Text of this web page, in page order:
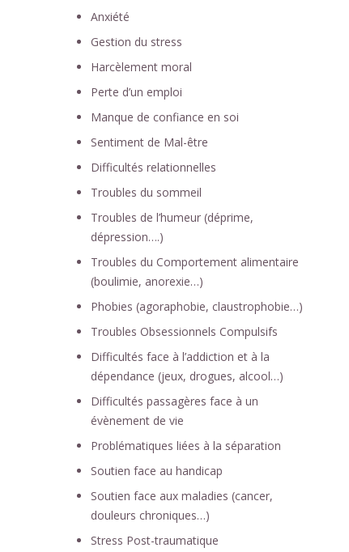
Anxiété
Gestion du stress
Harcèlement moral
Perte d’un emploi
Manque de confiance en soi
Sentiment de Mal-être
Difficultés relationnelles
Troubles du sommeil
Troubles de l’humeur (déprime,
dépression….)
Troubles du Comportement alimentaire
(boulimie, anorexie…)
Phobies (agoraphobie, claustrophobie…)
Troubles Obsessionnels Compulsifs
Difficultés face à l’addiction et à la
dépendance (jeux, drogues, alcool…)
Difficultés passagères face à un
évènement de vie
Problématiques liées à la séparation
Soutien face au handicap
Soutien face aux maladies (cancer,
douleurs chroniques…)
Stress Post-traumatique